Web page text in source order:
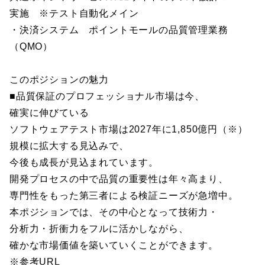
実施 ※テスト自動化メイン
・決済システム ポイントモールの品質管理業務
（QMO）
このポジションの魅力
■品質保証のプロフェッショナル市場は今、
確実に伸びている
ソフトウェアテスト市場は2027年に1,850億円（※）
規模に拡大する見込みで、
今後も成長が見込まれています。
開発プロセスの中で品質の重要性は年々高まり、
専門性をもった第三者による検証ニーズが急増中。
本ポジションでは、その中心となって技術力・
分析力・折衝力をフルに活かしながら、
確かな市場価値を築いていくことができます。
※参考URL